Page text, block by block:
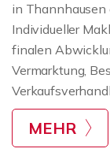
in Thannhausen
Individueller
finalen
Vermarktung,
MEHR